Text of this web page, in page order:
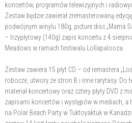
koncertów, programów telewizyjnych i
Zestaw będzie zawierał zremasterowaną
podwójnym winylu 180g, picture disc „Mama
– trzypłytowy (140g) zapis koncertu z 4
Meadows w ramach festiwalu Lollapalooza.
Zestaw zawiera 15 płyt CD – od remastera
robocze, utwory ze stron B i inne rarytasy. Do
materiał koncertowy oraz cztery płyty DVD z
zapisami koncertów i występów w mediach, a
na Polar Beach Party w Tuktoyaktuk w